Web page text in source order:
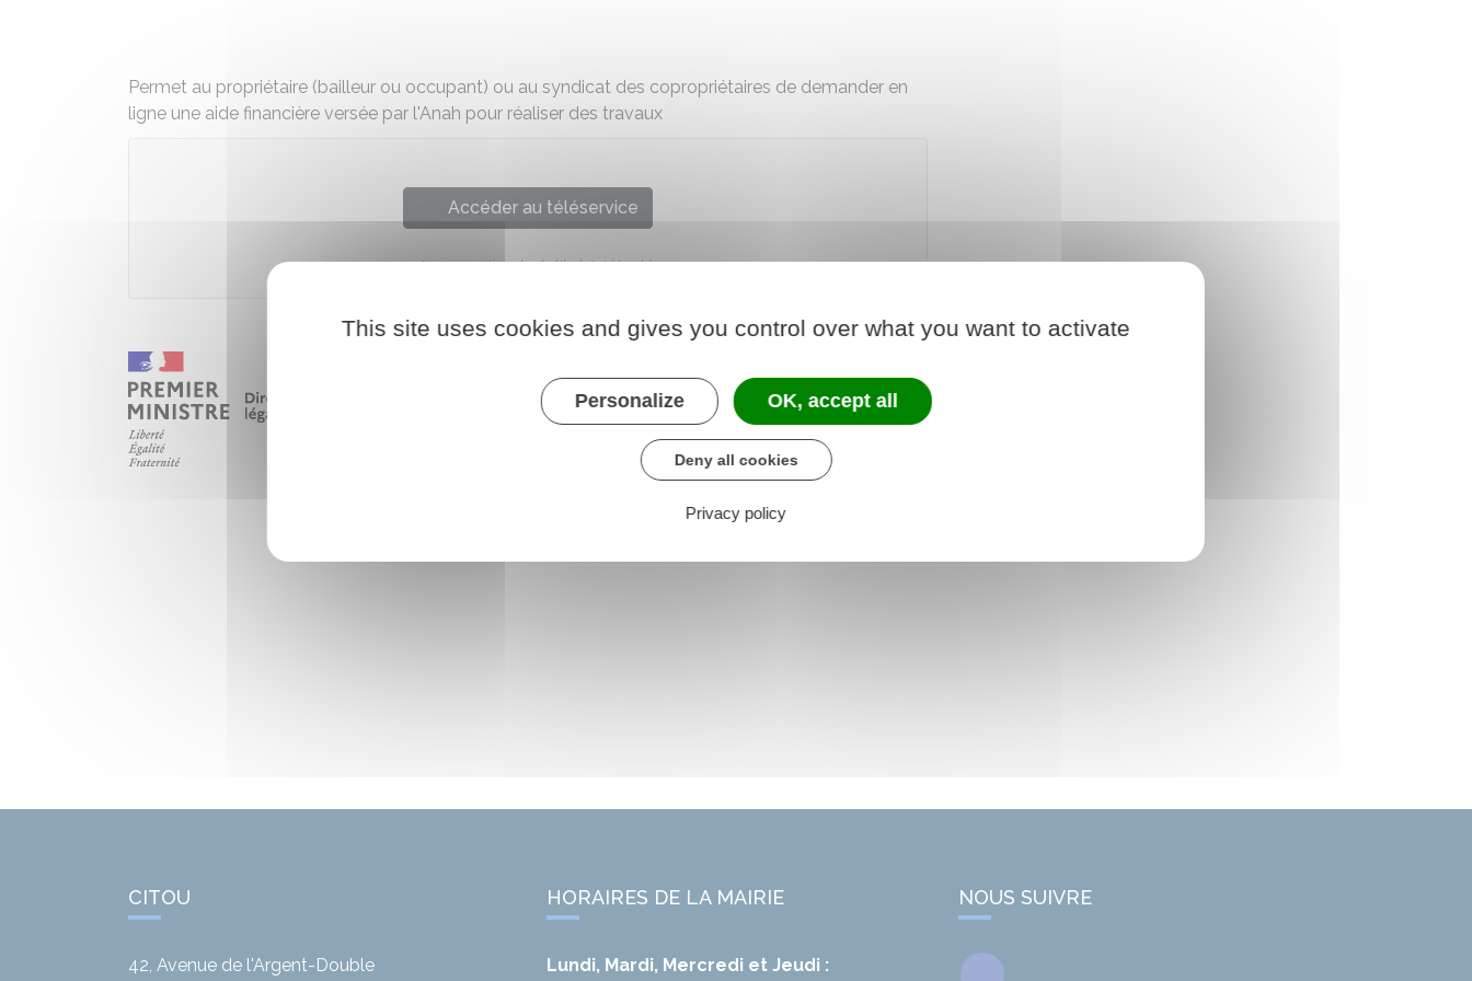
Permet au propriétaire (bailleur ou occupant) ou au syndicat des copropriétaires de demander en
ligne une aide financière versée par l'Anah pour réaliser des travaux
Accéder au téléservice
Agence nationale de l'habitat (Anah)
CITOU
42, Avenue de l'Argent-Double
HORAIRES DE LA MAIRIE
Lundi, Mardi, Mercredi et Jeudi :
NOUS SUIVRE
This site uses cookies and gives you control over what you want to activate
Personalize OK, accept all
Deny all cookies
Privacy policy